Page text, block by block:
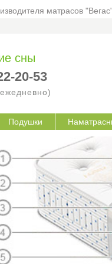
матрасов
сны
20-53
Подушки